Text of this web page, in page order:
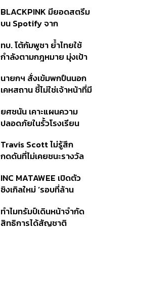
ดำเนินคดีแล้ว
BLACKPINK มียอดสตรีม
บน Spotify จาก
ครั้ง ตลอด 10 ปีที่ผ่านมา
ทบ. โต้กัมพูชา ย้ำไทยใช้
กำลังตามกฎหมาย มุ่งเป้า
หายไทยไม่อาจลบด้วย
ข้อมูลบิดเบือน
นายกฯ สั่งเข้มพกปืนนอก
เคหสถาน ชี้ไม่ใช่เจ้าหน้าที่มี
ก่อเหตุ เจ้าของร่วมรับผิด
ยศชนัน เคาะแผนความ
ปลอดภัยในรั้วโรงเรียน
ดูแล-คุมเข้มคัดกรองสิ่ง
ผิดกฎหมาย
Travis Scott ไม่รู้สึก
กดดันที่ไม่เคยชนะรางวัล
แล้ว 10 ครั้ง
INC MATAWEE เปิดตัว
ซิงเกิลใหม่ ‘รอบที่ล้าน
มาแสดงในมิวสิกวิดีโอ
ทำไมทรัมป์เดินหน้าจำกัด
สิทธิการได้สัญชาติ